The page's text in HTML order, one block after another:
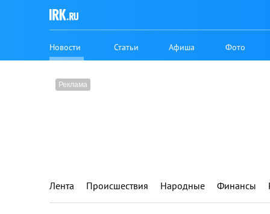
Новости Статьи Афиша Фото
Лента Происшествия Народные Финансы